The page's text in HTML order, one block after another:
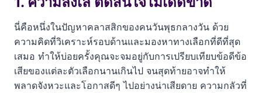
นี่คือหนึ่งในปัญหาคลาสสิกของคนวันพุธกลางวัน ด้วย
ความคิดที่วิเคราะห์รอบด้านและมองหาทางเลือกที่ดีที่สุด
เสมอ ทำให้บ่อยครั้งคุณจะจมอยู่กับการเปรียบเทียบข้อดีข้อ
เสียของแต่ละตัวเลือกนานเกินไป จนสุดท้ายอาจทำให้
พลาดจังหวะและโอกาสดีๆ ไปอย่างน่าเสียดาย ความกลัวที่